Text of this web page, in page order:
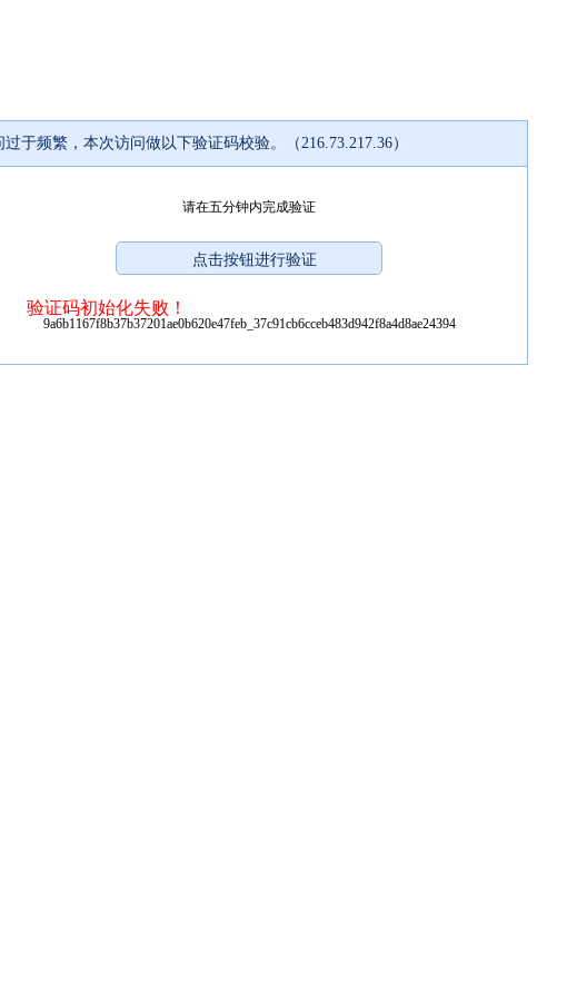
过于频繁，本次访问做以下验证码校验。（216.73.217.36）
请在五分钟内完成验证
验证码初始化失败！
9a6b1167f8b37b37201ae0b620e47feb_37c91cb6cceb483d942f8a4d8ae24394